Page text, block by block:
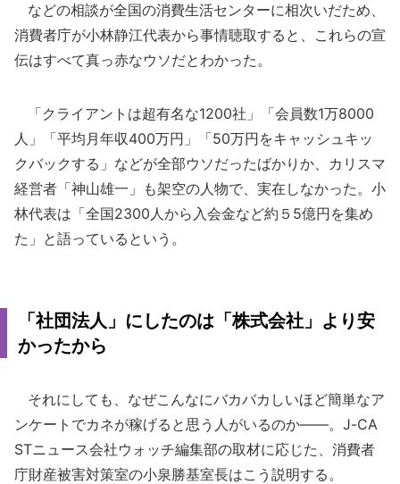
などの相談が全国の消費生活センターに相次いだため、
消費者庁が小林静江代表から事情聴取すると、これらの宣
伝はすべて真っ赤なウソだとわかった。
「クライアントは超有名な1200社」「会員数1万8000
人」「平均月年収400万円」「50万円をキャッシュキッ
クバックする」などが全部ウソだったばかりか、カリスマ
経営者「神山雄一」も架空の人物で、実在しなかった。小
林代表は「全国2300人から入会金など約５5億円を集め
た」と語っているという。
「社団法人」にしたのは「株式会社」より安
かったから
それにしても、なぜこんなにバカバカしいほど簡単なア
ンケートでカネが稼げると思う人がいるのか――。J-CA
STニュース会社ウォッチ編集部の取材に応じた、消費者
庁財産被害対策室の小泉勝基室長はこう説明する。